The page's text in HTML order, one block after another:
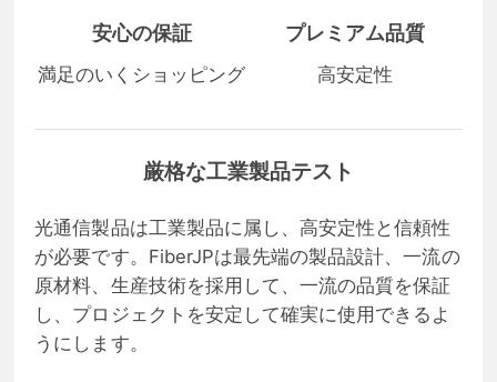
安心の保証
満足のいくショッピング
プレミアム品質
高安定性
厳格な工業製品テスト
光通信製品は工業製品に属し、高安定性と信頼性
が必要です。FiberJPは最先端の製品設計、一流の
原材料、生産技術を採用して、一流の品質を保証
し、プロジェクトを安定して確実に使用できるよ
うにします。